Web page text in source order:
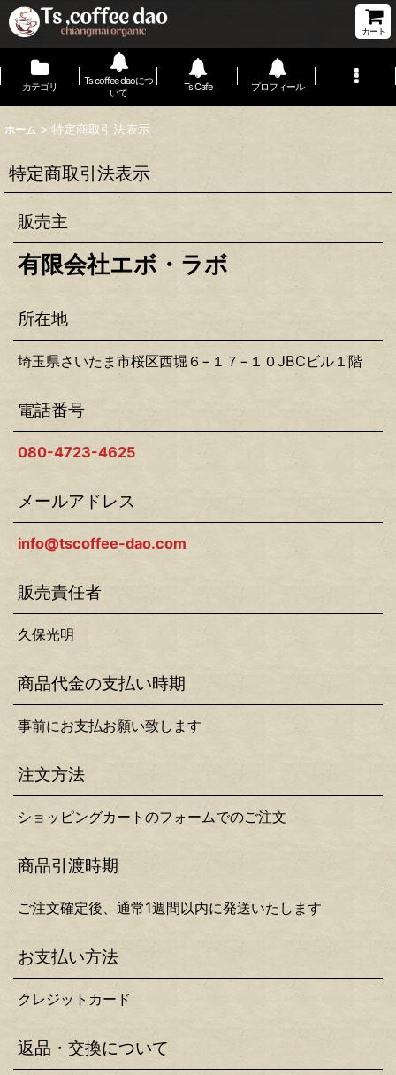
カート
カテゴリ
Ts coffee daoにつ
いて
Ts Cafe プロフィール
ホーム > 特定商取引法表示
特定商取引法表示
販売主
有限会社エボ・ラボ
所在地
埼玉県さいたま市桜区西堀６−１７−１０JBCビル１階
電話番号
080-4723-4625
メールアドレス
info@tscoffee-dao.com
販売責任者
久保光明
商品代金の支払い時期
事前にお支払お願い致します
注文方法
ショッピングカートのフォームでのご注文
商品引渡時期
ご注文確定後、通常1週間以内に発送いたします
お支払い方法
クレジットカード
返品・交換について